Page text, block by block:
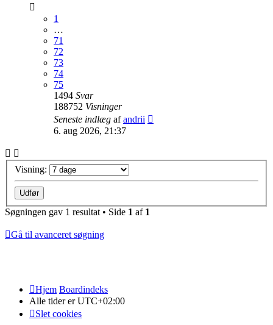
1
…
71
72
73
74
75
1494 Svar
188752 Visninger
Seneste indlæg afandrii
6. aug 2026, 21:37
Visning:
Søgningen gav 1 resultat • Side 1 af 1
Gå til avanceret søgning
Hjem Boardindeks
Alle tider erUTC+02:00
Slet cookies